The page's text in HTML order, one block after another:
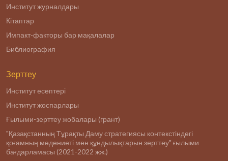
Институт журналдары
Кітаптар
Импакт-факторы бар мақалалар
Библиография
Зерттеу
Институт есептері
Институт жоспарлары
Ғылыми-зерттеу жобалары (грант)
"Қазақстанның Тұрақты Даму стратегиясы контекстіндегі
қоғамның мәдениеті мен құндылықтарын зерттеу" ғылыми
бағдарламасы (2021-2022 жж.)